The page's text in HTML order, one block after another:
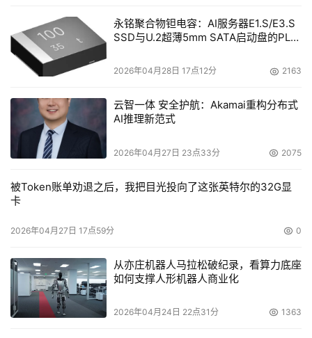
永铭聚合物钽电容：AI服务器E1.S/E3.S
SSD与U.2超薄5mm SATA启动盘的PLP
2026年04月28日 17点12分 2163
云智一体 安全护航：Akamai重构分布式
AI推理新范式
2026年04月27日 23点33分 2075
被Token账单劝退之后，我把目光投向了这张英特尔的32G显
卡
2026年04月27日 17点59分 0
从亦庄机器人马拉松破纪录，看算力底座
如何支撑人形机器人商业化
2026年04月24日 22点31分 1363